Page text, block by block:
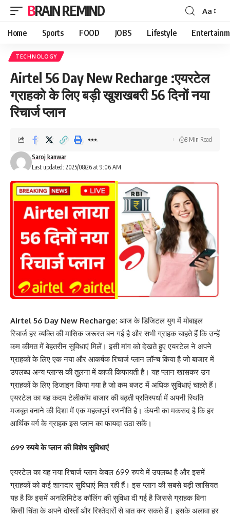
BRAIN REMIND
Font
Resizer
Aa
Home Sports FOOD JOBS Lifestyle
TECHNOLOGY
Airtel 56 Day New Recharge :एयरटेल
ग्राहको के लिए बड़ी खुशखबरी 56 दिनों नया
रिचार्ज प्लान
Last updated: 2025/08/26 at 9:06 AM
Saroj kanwar
8 Min Read
Airtel 56 Day New Recharge: आज के डिजिटल युग में मोबाइल
रिचार्ज हर व्यक्ति की मासिक जरूरत बन गई है और सभी ग्राहक चाहते हैं कि उन्हें
कम कीमत में बेहतरीन सुविधाएं मिलें। इसी मांग को देखते हुए एयरटेल ने अपने
ग्राहकों के लिए एक नया और आकर्षक रिचार्ज प्लान लॉन्च किया है जो बाजार में
उपलब्ध अन्य प्लान्स की तुलना में काफी किफायती है। यह प्लान खासकर उन
ग्राहकों के लिए डिजाइन किया गया है जो कम बजट में अधिक सुविधाएं चाहते हैं।
एयरटेल का यह कदम टेलीकॉम बाजार की बढ़ती प्रतिस्पर्धा में अपनी स्थिति
मजबूत बनाने की दिशा में एक महत्वपूर्ण रणनीति है। कंपनी का मकसद है कि हर
आर्थिक वर्ग के ग्राहक इस प्लान का फायदा उठा सकें।
699 रुपये के प्लान की विशेष सुविधाएं
एयरटेल का यह नया रिचार्ज प्लान केवल 699 रुपये में उपलब्ध है और इसमें
ग्राहकों को कई शानदार सुविधाएं मिल रही हैं। इस प्लान की सबसे बड़ी खासियत
यह है कि इसमें अनलिमिटेड कॉलिंग की सुविधा दी गई है जिससे ग्राहक बिना
किसी चिंता के अपने दोस्तों और रिश्तेदारों से बात कर सकते हैं। इसके अलावा हर